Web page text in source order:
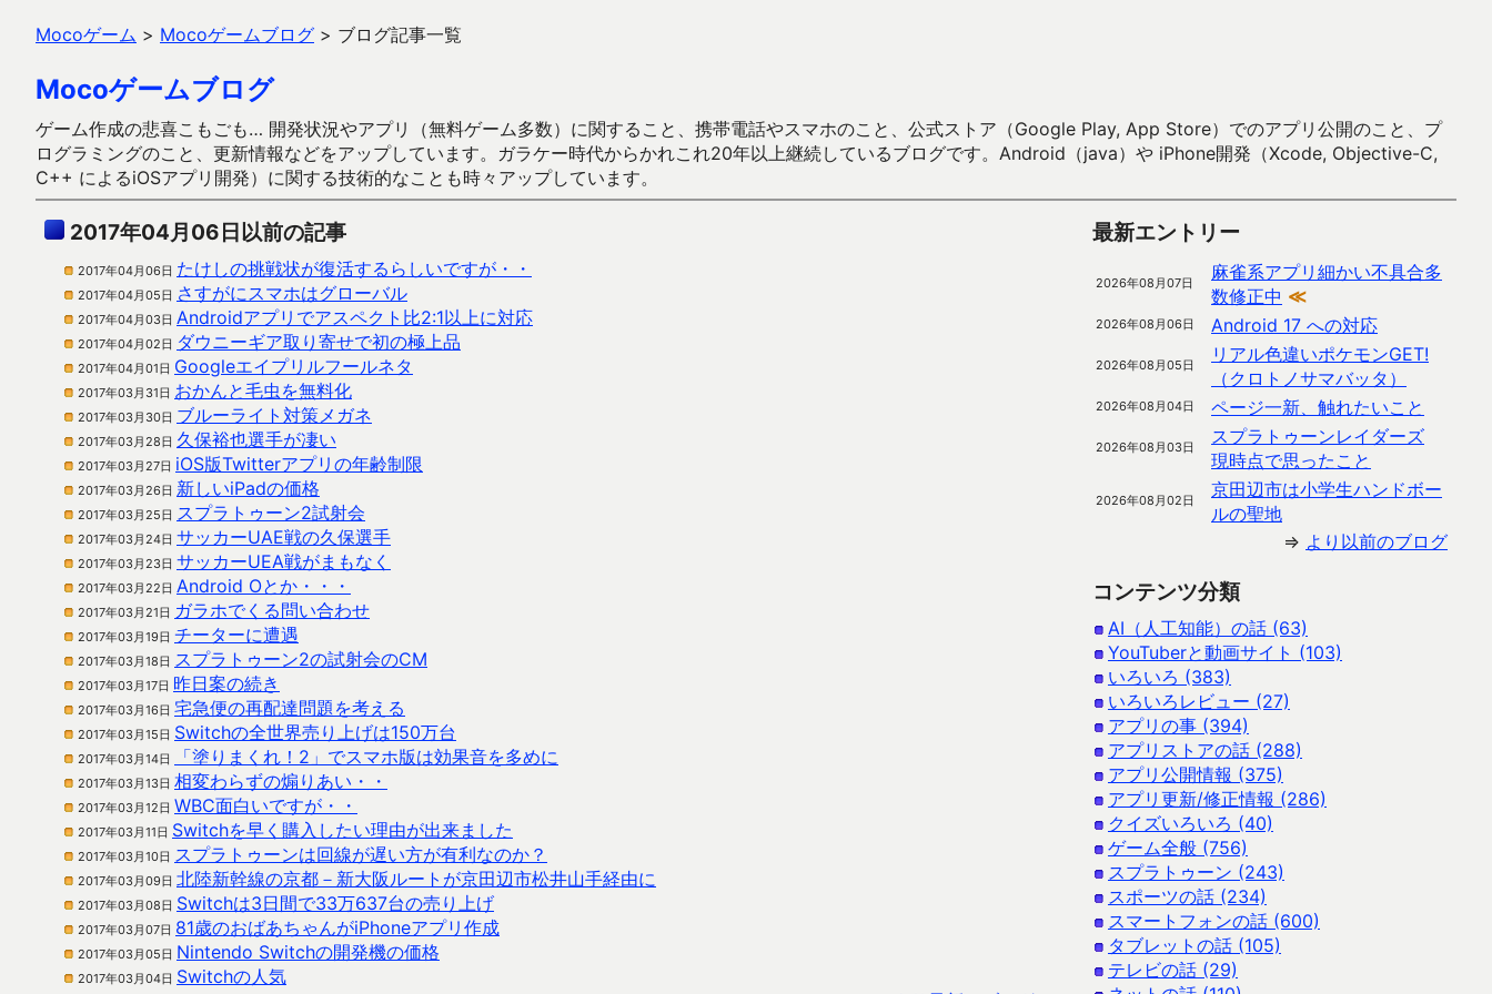
Mocoゲーム > Mocoゲームブログ > ブログ記事一覧
Mocoゲームブログ
ゲーム作成の悲喜こもごも… 開発状況やアプリ（無料ゲーム多数）に関すること、携帯電話やスマホのこと、公式ストア（Google Play, App Store）でのアプリ公開のこと、プ
ログラミングのこと、更新情報などをアップしています。ガラケー時代からかれこれ20年以上継続しているブログです。Android（java）や iPhone開発（Xcode, Objective-C,
C++ によるiOSアプリ開発）に関する技術的なことも時々アップしています。
2017年04月06日以前の記事
2017年04月06日 たけしの挑戦状が復活するらしいですが・・
2017年04月05日 さすがにスマホはグローバル
2017年04月03日 Androidアプリでアスペクト比2:1以上に対応
2017年04月02日 ダウニーギア取り寄せで初の極上品
2017年04月01日 Googleエイプリルフールネタ
2017年03月31日 おかんと毛虫を無料化
2017年03月30日 ブルーライト対策メガネ
2017年03月28日 久保裕也選手が凄い
2017年03月27日 iOS版Twitterアプリの年齢制限
2017年03月26日 新しいiPadの価格
2017年03月25日 スプラトゥーン2試射会
2017年03月24日 サッカーUAE戦の久保選手
2017年03月23日 サッカーUEA戦がまもなく
2017年03月22日 Android Oとか・・・
2017年03月21日 ガラホでくる問い合わせ
2017年03月19日 チーターに遭遇
2017年03月18日 スプラトゥーン2の試射会のCM
2017年03月17日 昨日案の続き
2017年03月16日 宅急便の再配達問題を考える
2017年03月15日 Switchの全世界売り上げは150万台
2017年03月14日 「塗りまくれ！2」でスマホ版は効果音を多めに
2017年03月13日 相変わらずの煽りあい・・
2017年03月12日 WBC面白いですが・・
2017年03月11日 Switchを早く購入したい理由が出来ました
2017年03月10日 スプラトゥーンは回線が遅い方が有利なのか？
2017年03月09日 北陸新幹線の京都－新大阪ルートが京田辺市松井山手経由に
2017年03月08日 Switchは3日間で33万637台の売り上げ
2017年03月07日 81歳のおばあちゃんがiPhoneアプリ作成
2017年03月05日 Nintendo Switchの開発機の価格
2017年03月04日 Switchの人気
最新エントリー
2026年08月07日
麻雀系アプリ細かい不具合多
数修正中 ≪
2026年08月06日 Android 17 への対応
2026年08月05日
リアル色違いポケモンGET!
（クロトノサマバッタ）
2026年08月04日 ページ一新、触れたいこと
2026年08月03日
スプラトゥーンレイダーズ
現時点で思ったこと
2026年08月02日
京田辺市は小学生ハンドボー
ルの聖地
⇒ より以前のブログ
コンテンツ分類
AI（人工知能）の話 (63)
YouTuberと動画サイト (103)
いろいろ (383)
いろいろレビュー (27)
アプリの事 (394)
アプリストアの話 (288)
アプリ公開情報 (375)
アプリ更新/修正情報 (286)
クイズいろいろ (40)
ゲーム全般 (756)
スプラトゥーン (243)
スポーツの話 (234)
スマートフォンの話 (600)
タブレットの話 (105)
テレビの話 (29)